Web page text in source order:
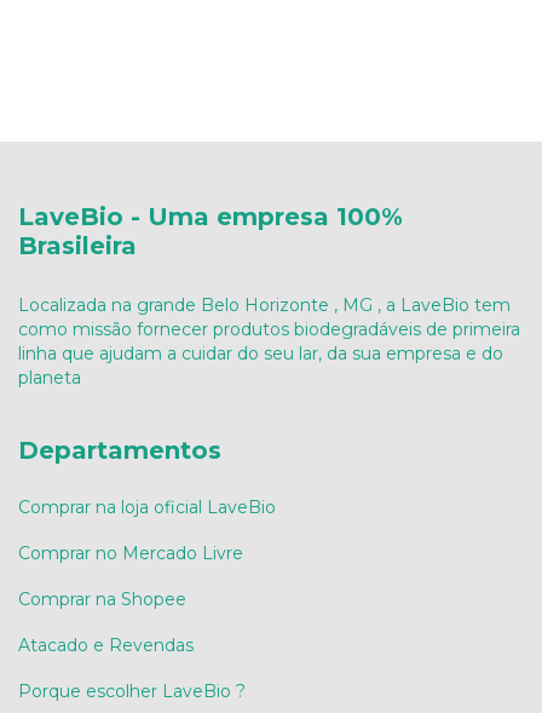
LaveBio - Uma empresa 100%
Brasileira
Localizada na grande Belo Horizonte , MG , a LaveBio tem
como missão fornecer produtos biodegradáveis de primeira
linha que ajudam a cuidar do seu lar, da sua empresa e do
planeta
Departamentos
Comprar na loja oficial LaveBio
Comprar no Mercado Livre
Comprar na Shopee
Atacado e Revendas
Porque escolher LaveBio ?